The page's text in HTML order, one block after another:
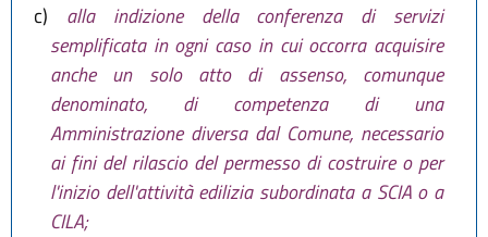
c)
alla indizione della conferenza di servizi
semplificata in ogni caso in cui occorra acquisire
anche un solo atto di assenso, comunque
denominato, di competenza di una
Amministrazione diversa dal Comune, necessario
ai fini del rilascio del permesso di costruire o per
l'inizio dell'attività edilizia subordinata a SCIA o a
CILA;